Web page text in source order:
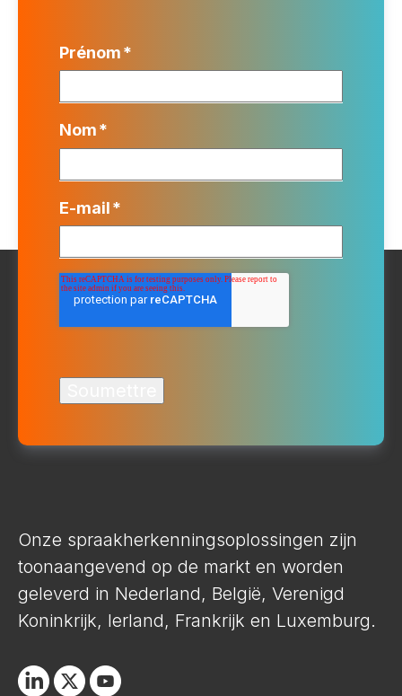
Prénom*
Nom*
E-mail*
Onze spraakherkenningsoplossingen zijn
toonaangevend op de markt en worden
geleverd in Nederland, België, Verenigd
Koninkrijk, Ierland, Frankrijk en Luxemburg.
Linkedin
X Youtube